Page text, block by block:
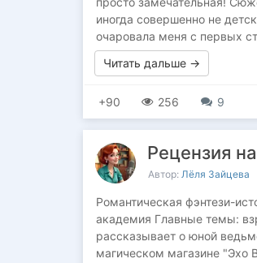
иногда совершенно не
очаровала меня с первых
Читать дальше →
+90 256 9
Рецензия
Автор: Лёля Зайцева
Романтическая фэнтези-
академия Главные темы:
рассказывает о юной
магическом магазине "Эхо